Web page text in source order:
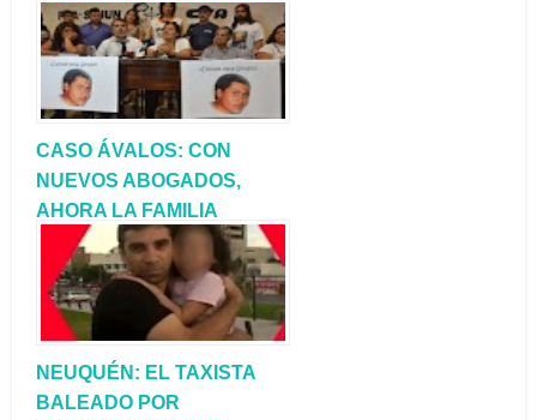
LA NAVIDAD
CORDILLERANA
CASO ÁVALOS: CON
NUEVOS ABOGADOS,
AHORA LA FAMILIA
DEMANDARÍA A ‘LAS
PALMAS’ Y AL ESTADO
NEUQUÉN: EL TAXISTA
BALEADO POR